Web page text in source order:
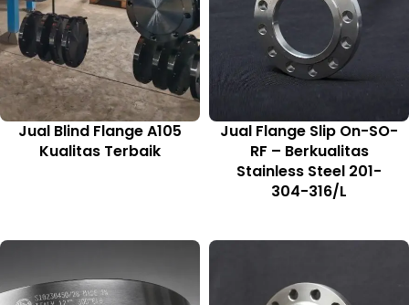
Jual Blind Flange A105
Kualitas Terbaik
Jual Flange Slip On-SO-
RF – Berkualitas
Stainless Steel 201-
304-316/L